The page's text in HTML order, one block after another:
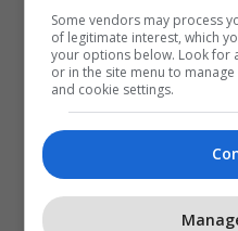
Some vendors may process
of legitimate interest, which
your options below. Look for
or in the site menu to
and cookie settings.